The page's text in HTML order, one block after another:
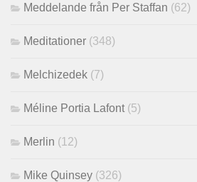
Meddelande från Per Staffan (62)
Meditationer (348)
Melchizedek (7)
Méline Portia Lafont (5)
Merlin (12)
Mike Quinsey (326)